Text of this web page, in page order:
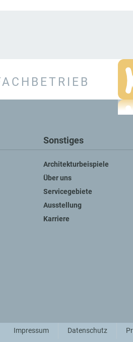
Sonstiges
Architekturbeispiele
Über uns
Servicegebiete
Ausstellung
Karriere
Impressum Datenschutz